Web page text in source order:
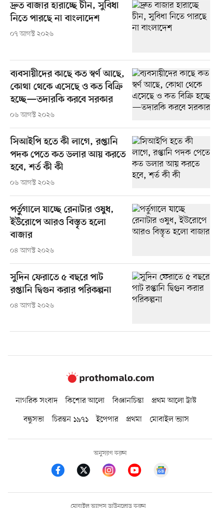
দ্রুত বাজার হারাচ্ছে চীন, সুবিধা
নিতে পারছে না বাংলাদেশ
০৭ আগস্ট ২০২৬
ব্যবসায়ীদের কাছে কত স্বর্ণ আছে,
কোথা থেকে এসেছে ও কত বিক্রি
হচ্ছে—তদারকি করবে সরকার
০৬ আগস্ট ২০২৬
সিআইপি হতে কী লাগে, রপ্তানি
পদক পেতে কত ডলার আয় করতে
হবে, শর্ত কী কী
০৬ আগস্ট ২০২৬
পর্তুগালে যাচ্ছে রেনাটার ওষুধ,
ইউরোপে আরও বিস্তৃত হলো
বাজার
০৪ আগস্ট ২০২৬
সুদিন ফেরাতে ৫ বছরে পাট
রপ্তানি দ্বিগুন করার পরিকল্পনা
০৪ আগস্ট ২০২৬
নাগরিক সংবাদ কিশোর আলো বিজ্ঞানচিন্তা
প্রথম আলো ট্রাস্ট
বন্ধুসভা
চিরন্তন ১৯৭১ ইপেপার প্রথমা মোবাইল ভ্যাস
অনুসরণ করুন
মোবাইল অ্যাপস ডাউনলোড করুন